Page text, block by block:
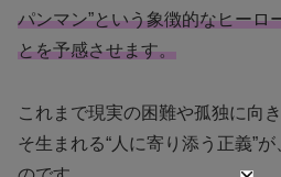
パンマン”という象徴的なヒーロ
とを予感させます。
これまで現実の困難や孤独に向
そ生まれる“人に寄り添う正義”